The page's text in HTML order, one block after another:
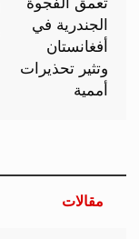
مقالات